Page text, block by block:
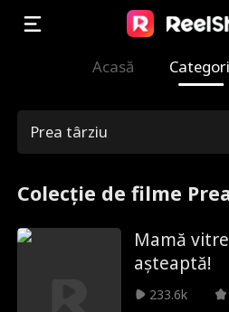
Acasă
Prea târziu
Colecție de filme
Mamă
așteaptă!
233.6k